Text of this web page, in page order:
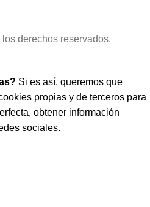
los derechos reservados.
Si es así, queremos que
propias y de terceros para
obtener información
sociales.